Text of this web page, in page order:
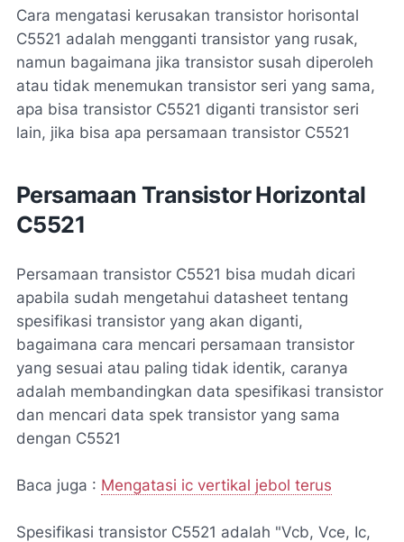
Cara mengatasi kerusakan transistor horisontal
C5521 adalah mengganti transistor yang rusak,
namun bagaimana jika transistor susah diperoleh
atau tidak menemukan transistor seri yang sama,
apa bisa transistor C5521 diganti transistor seri
lain, jika bisa apa persamaan transistor C5521
Persamaan Transistor Horizontal
C5521
Persamaan transistor C5521 bisa mudah dicari
apabila sudah mengetahui datasheet tentang
spesifikasi transistor yang akan diganti,
bagaimana cara mencari persamaan transistor
yang sesuai atau paling tidak identik, caranya
adalah membandingkan data spesifikasi transistor
dan mencari data spek transistor yang sama
dengan C5521
Baca juga : Mengatasi ic vertikal jebol terus
Spesifikasi transistor C5521 adalah "Vcb, Vce, Ic,